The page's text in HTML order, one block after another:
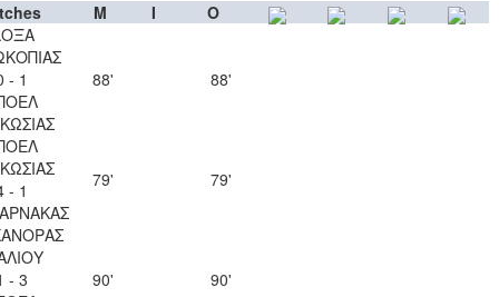
M I
O
- 1
88' 88'
- 1
79' 79'
- 3
90' 90'